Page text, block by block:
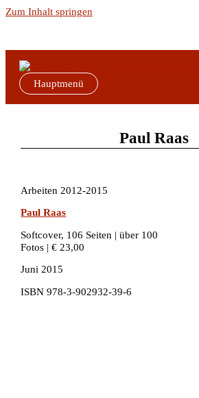
Zum Inhalt springen
Hauptmenü
Paul Raas
Arbeiten 2012-2015
Paul Raas
Softcover, 106 Seiten | über 100
Fotos | € 23,00
Juni 2015
ISBN 978-3-902932-39-6